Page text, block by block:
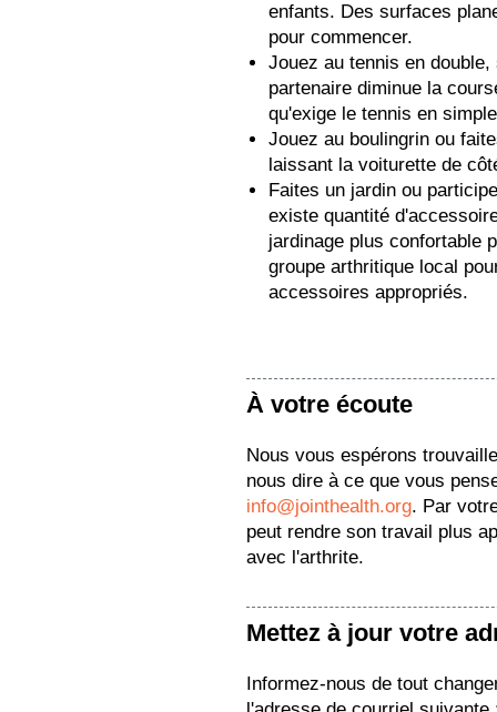
enfants. Des surfaces
pour commencer.
Jouez au tennis en
partenaire diminue la
qu'exige le tennis en
Jouez au boulingrin ou
laissant la voiturette de
Faites un jardin ou
existe quantité
jardinage plus confortable
groupe arthritique local
accessoires appropriés.
À votre écoute
Nous vous espérons
nous dire à ce que vous
info@jointhealth.org. Par
peut rendre son travail plus
avec l'arthrite.
Mettez à jour votre
Informez-nous de tout